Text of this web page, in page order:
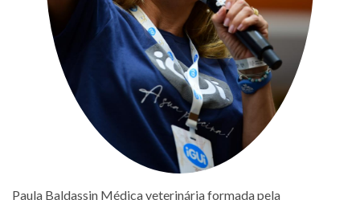
Paula Baldassin Médica veterinária formada pela